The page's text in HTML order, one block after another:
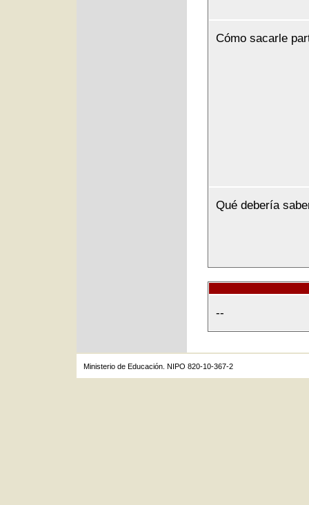
Cómo sacarle
Qué debería
--
Ministerio de Educación. NIPO 820-10-367-2